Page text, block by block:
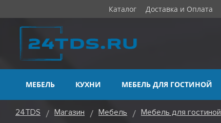
Каталог Доставка и Оплата
МЕБЕЛЬ КУХНИ МЕБЕЛЬ ДЛЯ ГОСТИНОЙ
24TDS Магазин Мебель Мебель для гостиной